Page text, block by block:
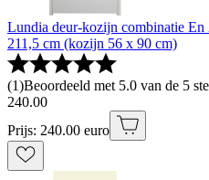
Lundia deur-kozijn combinatie
211,5 cm (kozijn 56 x 90 cm)
(1)Beoordeeld met 5.0 van de 5
240.00
Prijs: 240.00 euro